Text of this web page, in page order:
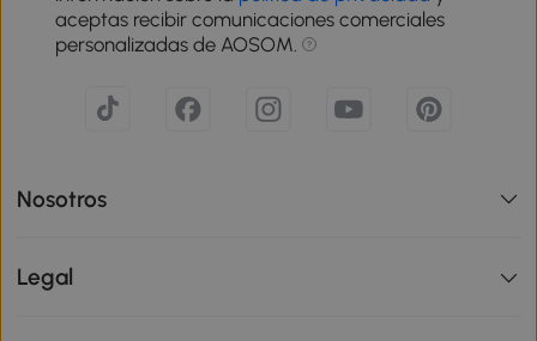
aceptas recibir comunicaciones comerciales
personalizadas de AOSOM.
Nosotros
Legal